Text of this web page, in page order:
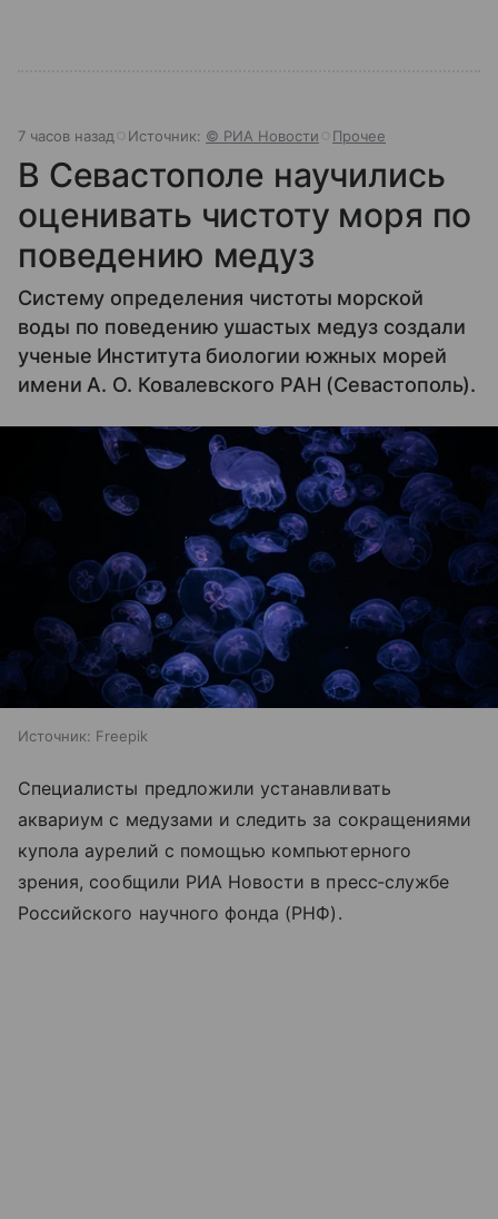
7 часов назад Источник: © РИА Новости Прочее
В Севастополе научились
оценивать чистоту моря по
поведению медуз
Систему определения чистоты морской
воды по поведению ушастых медуз создали
ученые Института биологии южных морей
имени А. О. Ковалевского РАН (Севастополь).
Источник: Freepik
Специалисты предложили устанавливать
аквариум с медузами и следить за сокращениями
купола аурелий с помощью компьютерного
зрения, сообщили РИА Новости в пресс‑службе
Российского научного фонда (РНФ).